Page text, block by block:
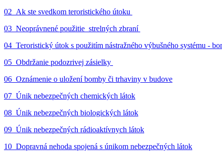
02_Ak ste svedkom teroristického útoku
03_Neoprávnené použitie strelných zbraní
04_Teroristický útok s použitím nástražného výbušného systému -
05_Obdržanie podozrivej zásielky
06_Oznámenie o uložení bomby či trhaviny v budove
07_Únik nebezpečných chemických látok
08_Únik nebezpečných biologických látok
09_Únik nebezpečných rádioaktívnych látok
10_Dopravná nehoda spojená s únikom nebezpečných látok